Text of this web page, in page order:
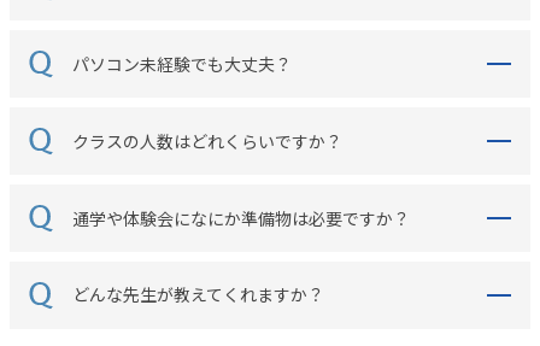
パソコン未経験でも大丈夫？
クラスの人数はどれくらいですか？
通学や体験会になにか準備物は必要ですか？
どんな先生が教えてくれますか？